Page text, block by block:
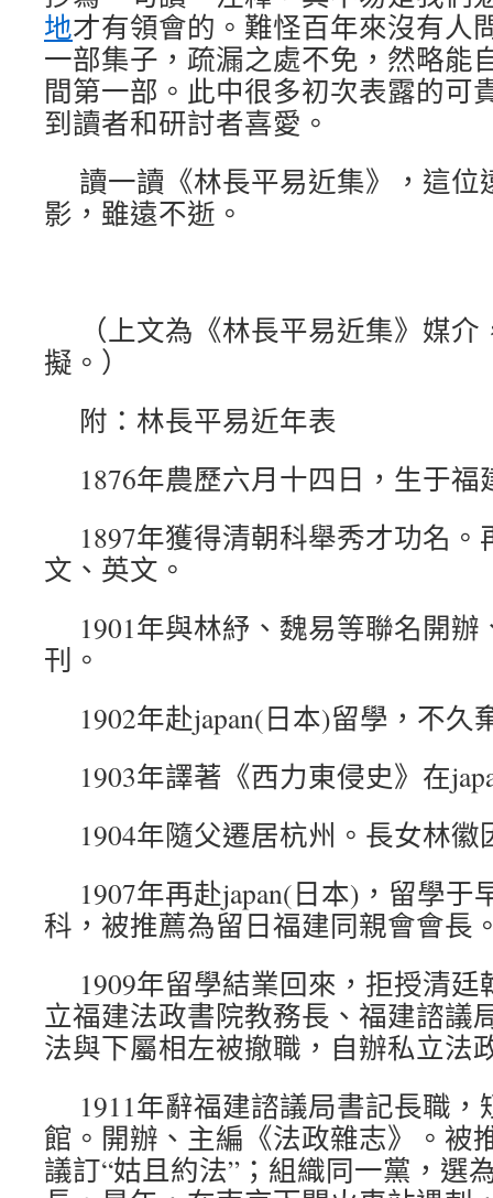
地才有領會的。難怪百年來沒有人
一部集子，疏漏之處不免，然略
間第一部。此中很多初次表露的可
到讀者和研討者喜愛。
讀一讀《林長平易近集》，這
影，雖遠不逝。
（上文為《林長平易近集》媒
擬。）
附：林長平易近年表
1876年農歷六月十四日，生于
1897年獲得清朝科舉秀才功名
文、英文。
1901年與林紓、魏易等聯名開
刊。
1902年赴japan(日本)留學，不久
1903年譯著《西力東侵史》在
1904年隨父遷居杭州。長女林徽
1907年再赴japan(日本)，留學于
科，被推薦為留日福建同親會會長
1909年留學結業回來，拒授清
立福建法政書院教務長、福建諮議
法與下屬相左被撤職，自辦私立法
1911年辭福建諮議局書記長職
館。開辦、主編《法政雜志》。被
議訂“姑且約法”；組織同一黨，選